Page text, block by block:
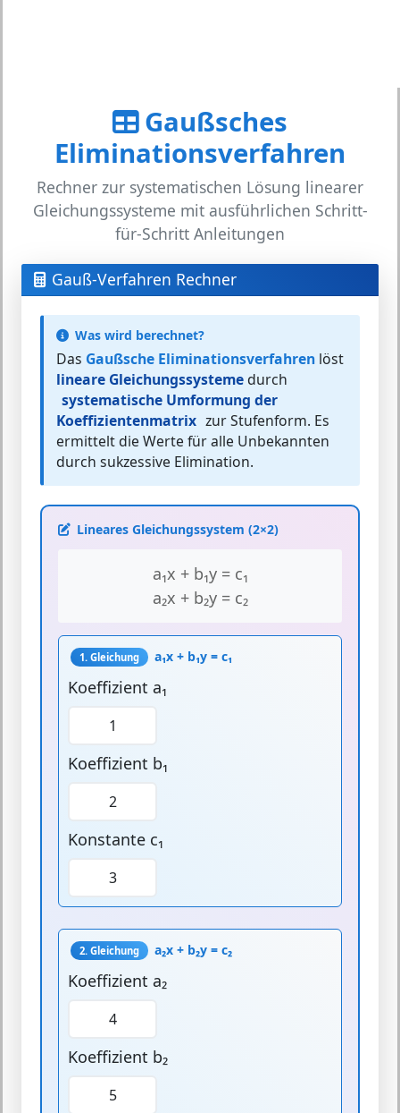
Gaußsches
Eliminationsverfahren
Rechner zur systematischen Lösung linearer
Gleichungssysteme mit ausführlichen Schritt-
für-Schritt Anleitungen
Gauß-Verfahren Rechner
Was wird berechnet?
Das Gaußsche Eliminationsverfahren löst
lineare Gleichungssystemedurch
systematische Umformung der
Koeffizientenmatrix zur Stufenform. Es
ermittelt die Werte für alle Unbekannten
durch sukzessive Elimination.
Lineares Gleichungssystem (2×2)
a₁x + b₁y = c₁
a₂x + b₂y = c₂
1. Gleichung a₁x + b₁y = c₁
Koeffizient a₁
Koeffizient b₁
Konstante c₁
2. Gleichung a₂x + b₂y = c₂
Koeffizient a₂
Koeffizient b₂